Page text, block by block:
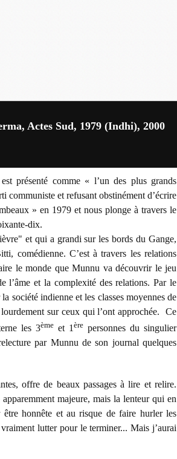
Actes Sud, 1979 (Indhi), 2000
présenté comme « l’un des plus grands
communiste et refusant obstinément d’écrire
» en 1979 et nous plonge à travers le
dix.
et qui a grandi sur les bords du Gange,
comédienne. C’est à travers les relations
le monde que Munnu va découvrir le jeu
l’âme et la complexité des relations. Par le
société indienne et les classes moyennes de
sur ceux qui l’ont approchée. Ce
les 3ème et 1 ère personnes du singulier
par Munnu de son journal quelques
offre de beaux passages à lire et relire.
majeure, mais la lenteur qui en
être honnête et au risque de faire hurler les
lutter pour le terminer... Mais j’aurai